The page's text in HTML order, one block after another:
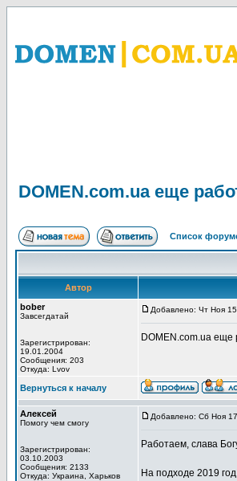
DOMEN.com.ua еще
Список
Автор
bober
Завсегдатай
Зарегистрирован:
19.01.2004
Сообщения: 203
Откуда: Lvov
Добавлено: Чт Ноя
DOMEN.com.ua еще
Вернуться к началу
Алексей
Помогу чем смогу
Зарегистрирован:
03.10.2003
Сообщения: 2133
Откуда: Украина, Харьков
Добавлено: Сб Ноя
Работаем, слава
На подходе 2019